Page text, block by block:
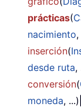
prácticas(
nacimiento,
inserción(
desde ruta,
conversión(
moneda, ...)